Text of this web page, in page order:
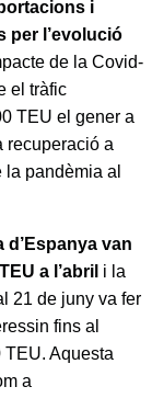
i
per l’evolució
de la Covid-
el tràfic
TEU el gener a
recuperació a
la pandèmia al
van
a l’abril i la
21 de juny va fer
fins al
Aquesta
a